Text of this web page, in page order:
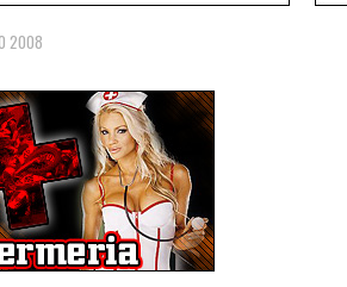
2008